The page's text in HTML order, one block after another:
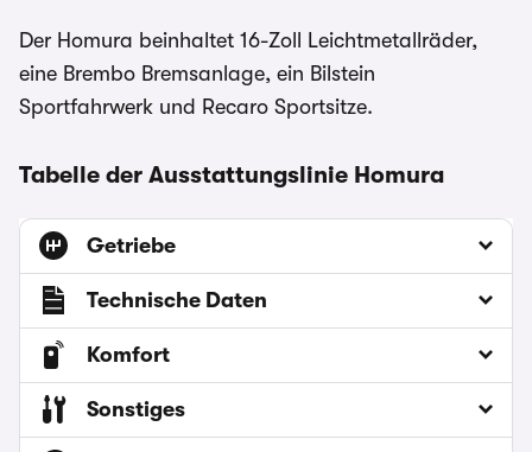
Der Homura beinhaltet 16-Zoll Leichtmetallräder,
eine Brembo Bremsanlage, ein Bilstein
Sportfahrwerk und Recaro Sportsitze.
Tabelle der Ausstattungslinie Homura
Getriebe
Technische Daten
Komfort
Sonstiges